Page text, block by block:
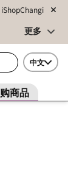
更多
中文
商品